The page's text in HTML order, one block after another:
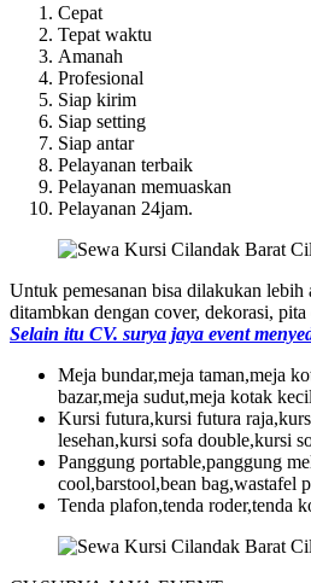
Cepat
Tepat waktu
Amanah
Profesional
Siap kirim
Siap setting
Siap antar
Pelayanan terbaik
Pelayanan memuaskan
Pelayanan 24jam.
Untuk pemesanan bisa dilakukan lebih
ditambkan dengan cover, dekorasi,
Selain itu CV. surya jaya event
Meja bundar,meja taman,meja
bazar,meja sudut,meja kotak
Kursi futura,kursi futura
lesehan,kursi sofa double,kursi
Panggung portable,panggung
cool,barstool,bean bag,wastafel
Tenda plafon,tenda roder,tenda